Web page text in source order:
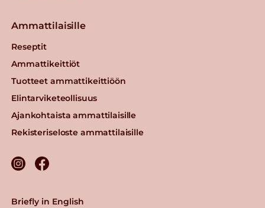
Ammattilaisille
Reseptit
Ammattikeittiöt
Tuotteet ammattikeittiöön
Elintarviketeollisuus
Ajankohtaista ammattilaisille
Rekisteriseloste ammattilaisille
Briefly in English